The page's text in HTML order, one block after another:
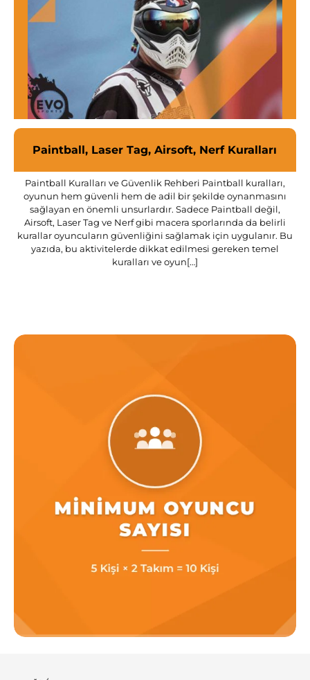
Paintball, Laser Tag, Airsoft, Nerf Kuralları
Paintball Kuralları ve Güvenlik Rehberi Paintball kuralları,
oyunun hem güvenli hem de adil bir şekilde oynanmasını
sağlayan en önemli unsurlardır. Sadece Paintball değil,
Airsoft, Laser Tag ve Nerf gibi macera sporlarında da belirli
kurallar oyuncuların güvenliğini sağlamak için uygulanır. Bu
yazıda, bu aktivitelerde dikkat edilmesi gereken temel
kuralları ve oyun[…]